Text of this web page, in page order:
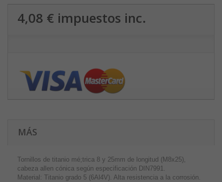
4,08 € impuestos inc.
MÁS
Tornillos de titanio mé;trica 8 y 25mm de longitud (M8x25),
cabeza allen cónica según especificación DIN7991.
Material: Titanio grado 5 (6Al4V). Alta resistencia a la corrosión.